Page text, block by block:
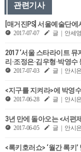
관련기사
[매거진PS] 서울예술단에
2017-07-07 글 | 안세
2017 ‘서울 스타라이트
리·조정은·김우형·박영수
2017-07-03 글 | 안시
<지구를 지켜라>에 박영
2017-06-28 글 | 안시
3년 만에 돌아오는 <서편
2017-06-05 글 | 안시
<록키호러쇼> ​​‘월간 록키